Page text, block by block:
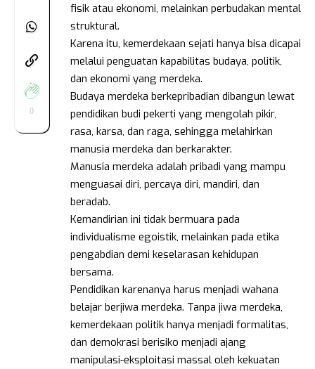
0
fisik atau ekonomi, melainkan perbudakan mental
struktural.
Karena itu, kemerdekaan sejati hanya bisa dicapai
melalui penguatan kapabilitas budaya, politik,
dan ekonomi yang merdeka.
Budaya merdeka berkepribadian dibangun lewat
pendidikan budi pekerti yang mengolah pikir,
rasa, karsa, dan raga, sehingga melahirkan
manusia merdeka dan berkarakter.
Manusia merdeka adalah pribadi yang mampu
menguasai diri, percaya diri, mandiri, dan
beradab.
Kemandirian ini tidak bermuara pada
individualisme egoistik, melainkan pada etika
pengabdian demi keselarasan kehidupan
bersama.
Pendidikan karenanya harus menjadi wahana
belajar berjiwa merdeka. Tanpa jiwa merdeka,
kemerdekaan politik hanya menjadi formalitas,
dan demokrasi berisiko menjadi ajang
manipulasi-eksploitasi massal oleh kekuatan